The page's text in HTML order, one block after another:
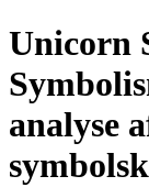
Unicorn
analyse